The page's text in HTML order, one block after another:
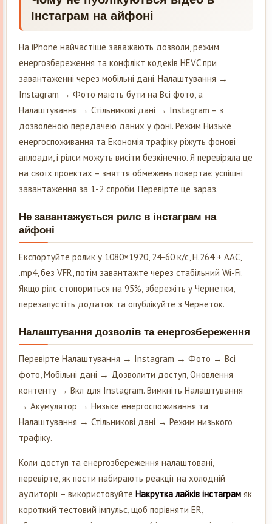
Інстаграм на айфоні
На iPhone найчастіше заважають дозволи, режим
енергозбереження та конфлікт кодеків HEVC при
завантаженні через мобільні дані. Налаштування →
Instagram → Фото мають бути на Всі фото, а
Налаштування → Стільникові дані → Instagram – з
дозволеною передачею даних у фоні. Режим Низьке
енергоспоживання та Економія трафіку ріжуть фонові
аплоади, і рілси можуть висіти безкінечно. Я перевіряла це
на своїх проектах – зняття обмежень повертає успішні
завантаження за 1-2 спроби. Перевірте це зараз.
Не завантажується рилс в інстаграм на
айфоні
Експортуйте ролик у 1080×1920, 24-60 к/с, H.264 + AAC,
.mp4, без VFR, потім завантажте через стабільний Wi-Fi.
Якщо рілс стопориться на 95%, збережіть у Чернетки,
перезапустіть додаток та опублікуйте з Чернеток.
Налаштування дозволів та енергозбереження
Перевірте Налаштування → Instagram → Фото → Всі
фото, Мобільні дані → Дозволити доступ, Оновлення
контенту → Вкл для Instagram. Вимкніть Налаштування
→ Акумулятор → Низьке енергоспоживання та
Налаштування → Стільникові дані → Режим низького
трафіку.
Коли доступ та енергозбереження налаштовані,
перевірте, як пости набирають реакції на холодній
аудиторії – використовуйте Накрутка лайків інстаграм як
короткий тестовий імпульс, щоб порівняти ER,